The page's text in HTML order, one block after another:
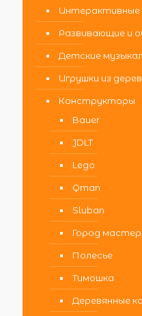
Интерактивные
Развивающие и
Детские
Игрушки из
Конструкторы
Bauer
JDLT
Lego
Qman
Sluban
Город
Полесье
Тимошка
Деревянные